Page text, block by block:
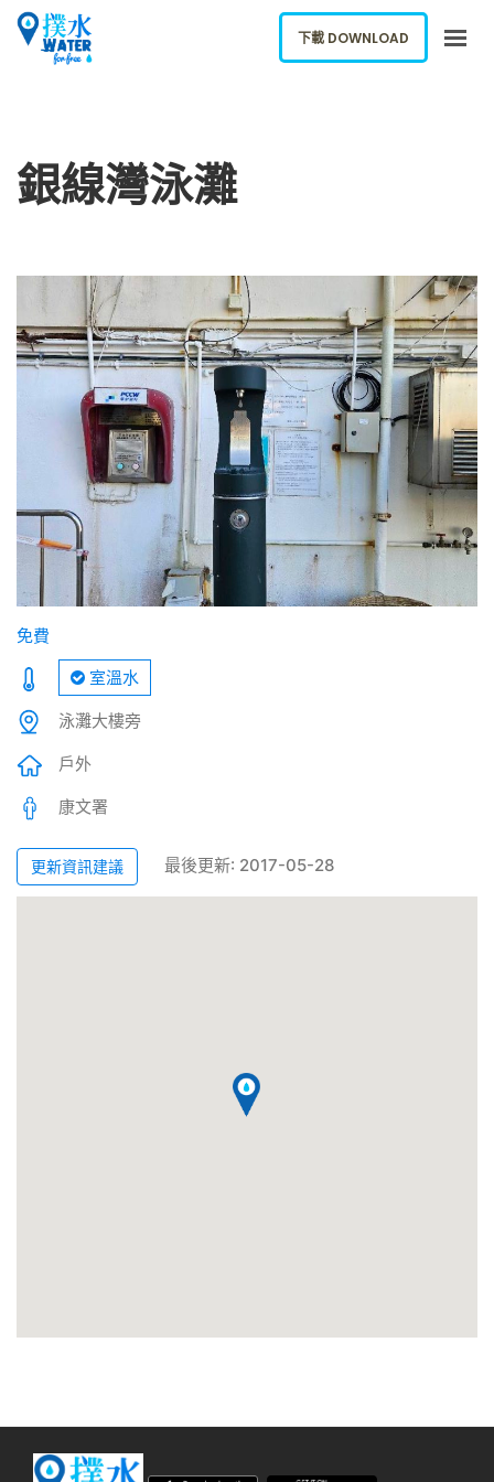
下載應用
網誌
ENGLISH
下載 DOWNLOAD
銀線灣泳灘
免費
室溫水
泳灘大樓旁
戶外
康文署
更新資訊建議 最後更新: 2017-05-28
下載 DOWNLOAD